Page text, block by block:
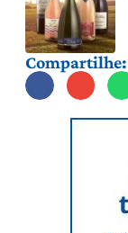
Compartilhe: